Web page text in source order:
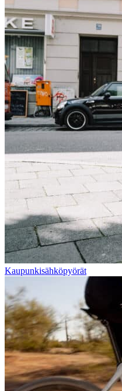
Kaupunkisähköpyörät